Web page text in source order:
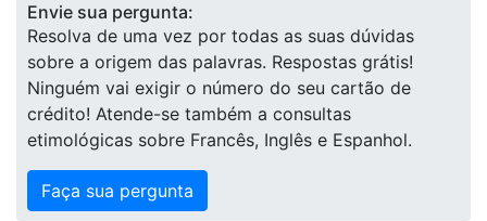
Envie sua pergunta:
Resolva de uma vez por todas as suas dúvidas
sobre a origem das palavras. Respostas grátis!
Ninguém vai exigir o número do seu cartão de
crédito! Atende-se também a consultas
etimológicas sobre Francês, Inglês e Espanhol.
Faça sua pergunta